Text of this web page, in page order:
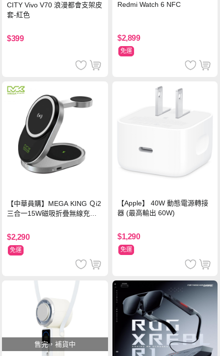
CITY Vivo V70 浪漫都會支架皮
套-紅色
$399
Redmi Watch 6 NFC
$2,899
免運
【中華員購】MEGA KING Ｑi2
三合一15W磁吸折疊無線充電
$2,290
免運
【Apple】 40W 動態電源轉接
器 (最高輸出 60W)
$1,290
免運
售完，補貨中